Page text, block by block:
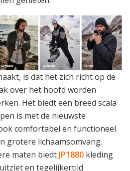
is dat het zich richt op de
over het hoofd worden
Het biedt een breed scala
is met de nieuwste
comfortabel en functioneel
grotere lichaamsomvang.
maten biedt JP1880 kleding
en tegelijkertijd